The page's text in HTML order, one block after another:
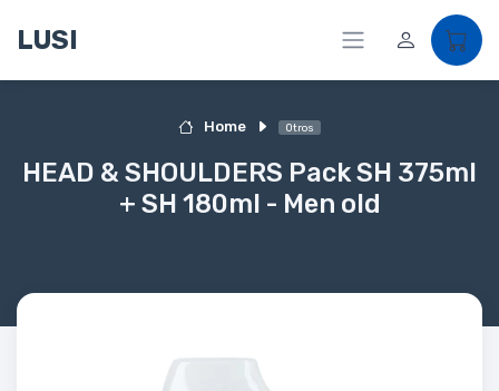
LUSI
Home Otros
HEAD & SHOULDERS Pack SH 375ml
+ SH 180ml - Men old